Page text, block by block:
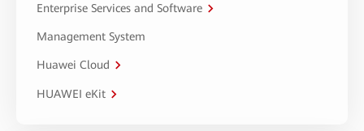
Enterprise Services and Software
Management System
Huawei Cloud
HUAWEI eKit